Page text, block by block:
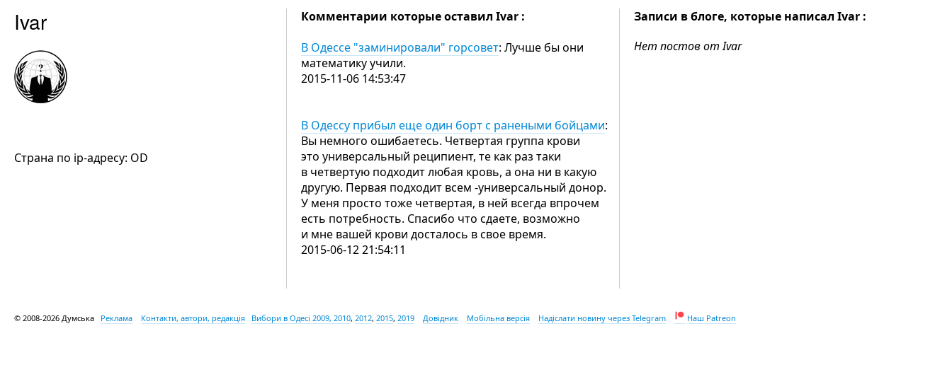
Ivar
Страна по ip-адресу: OD
Комментарии которые оставил Ivar :
В Одессе "заминировали" горсовет: Лучше бы они
математику учили.
2015-11-06 14:53:47
В Одессу прибыл еще один борт с ранеными бойцами:
Вы немного ошибаетесь. Четвертая группа крови
это универсальный реципиент, те как раз таки
в четвертую подходит любая кровь, а она ни в какую
другую. Первая подходит всем -универсальный донор.
У меня просто тоже четвертая, в ней всегда впрочем
есть потребность. Спасибо что сдаете, возможно
и мне вашей крови досталось в свое время.
2015-06-12 21:54:11
Записи в блоге, которые написал Ivar :
Нет постов от Ivar
© 2008-2026 Думська Реклама Контакти, автори, редакція Вибори в Одесі 2009, 2010, 2012, 2015, 2019 Довідник Мобільна версія Надіслати новину через Telegram Наш Patreon